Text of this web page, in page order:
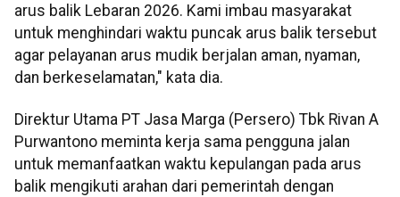
arus balik Lebaran 2026. Kami imbau masyarakat
untuk menghindari waktu puncak arus balik tersebut
agar pelayanan arus mudik berjalan aman, nyaman,
dan berkeselamatan," kata dia.
Direktur Utama PT Jasa Marga (Persero) Tbk Rivan A
Purwantono meminta kerja sama pengguna jalan
untuk memanfaatkan waktu kepulangan pada arus
balik mengikuti arahan dari pemerintah dengan